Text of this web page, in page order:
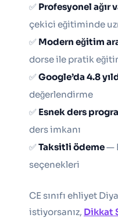
✅ Profesyonel ağır
çekici eğitiminde
✅ Modern eğitim
dorse ile pratik
✅Google’da 4.8
değerlendirme
✅ Esnek ders
ders imkanı
✅Taksitli ödeme—
seçenekleri
CE sınıfı ehliyet
istiyorsanız, Dikkat